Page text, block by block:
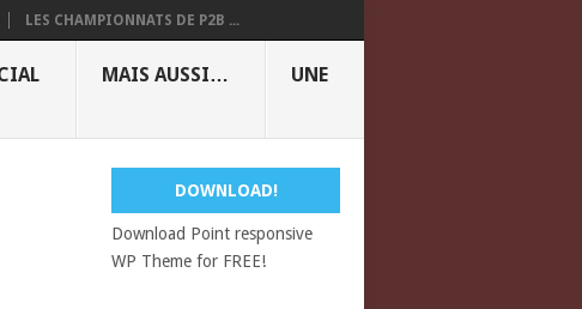
LES CHAMPIONNATS DE P2B ...
MAIS AUSSI… UNE
DOWNLOAD!
Download Point responsive
WP Theme for FREE!